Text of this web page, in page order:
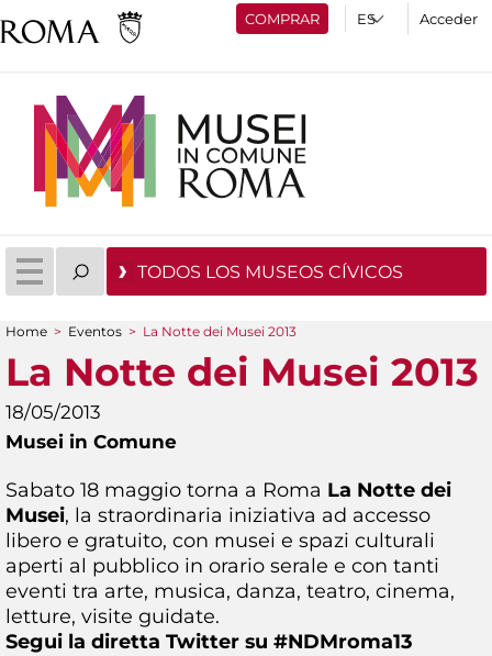
COMPRAR Acceder
TODOS LOS MUSEOS CÍVICOS
You are here
Home > Eventos > La Notte dei Musei 2013
La Notte dei Musei 2013
18/05/2013
Musei in Comune
Sabato 18 maggio torna a Roma La Notte dei
Musei, la straordinaria iniziativa ad accesso
libero e gratuito, con musei e spazi culturali
aperti al pubblico in orario serale e con tanti
eventi tra arte, musica, danza, teatro, cinema,
letture, visite guidate.
Segui la diretta Twitter su #NDMroma13